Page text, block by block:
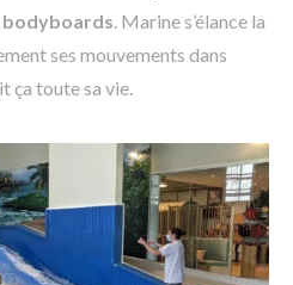
bodyboards. Marine s’élance la
ses mouvements dans
ça toute sa vie.